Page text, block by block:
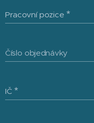
Pracovní pozice
Číslo objednávky
IČ